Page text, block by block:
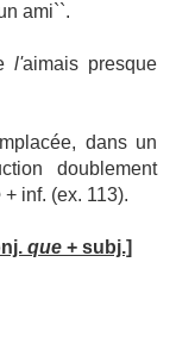
ami``.
l'aimais presque
dans un
doublement
+ inf. (ex. 113).
que + subj.]